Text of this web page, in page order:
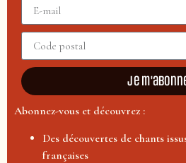
Je
Abonnez-vous et découvrez :
Des découvertes de chants
françaises